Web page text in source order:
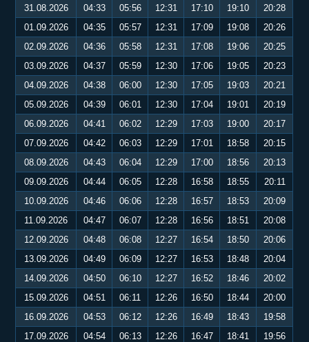
31.08.2026
04:33 05:56 12:31 17:10 19:10
20:28
01.09.2026
04:35 05:57 12:31 17:09 19:08
20:26
02.09.2026
04:36 05:58 12:31 17:08 19:06
20:25
03.09.2026
04:37 05:59 12:30 17:06 19:05
20:23
04.09.2026
04:38 06:00 12:30 17:05 19:03
20:21
05.09.2026
04:39 06:01 12:30 17:04 19:01
20:19
06.09.2026
04:41 06:02 12:29 17:03 19:00
20:17
07.09.2026
04:42 06:03 12:29 17:01 18:58
20:15
08.09.2026
04:43 06:04 12:29 17:00 18:56
20:13
09.09.2026
04:44 06:05 12:28 16:58 18:55
20:11
10.09.2026
04:46 06:06 12:28 16:57 18:53
20:09
11.09.2026
04:47 06:07 12:28 16:56 18:51
20:08
12.09.2026
04:48 06:08 12:27 16:54 18:50
20:06
13.09.2026
04:49 06:09 12:27 16:53 18:48
20:04
14.09.2026
04:50 06:10 12:27 16:52 18:46
20:02
15.09.2026
04:51 06:11 12:26 16:50 18:44
20:00
16.09.2026
04:53 06:12 12:26 16:49 18:43
19:58
17.09.2026
04:54 06:13 12:26 16:47 18:41
19:56